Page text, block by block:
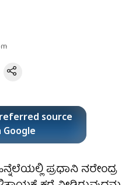
source
Google
ಪ್ರಧಾನಿ ನರೇಂದ್ರ